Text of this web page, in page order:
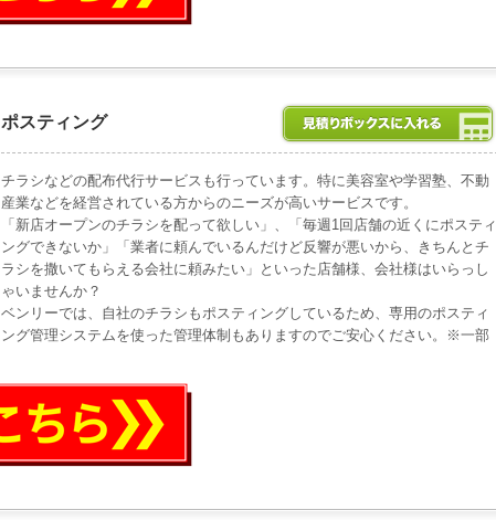
ポスティング
チラシなどの配布代行サービスも行っています。特に美容室や学習塾、不動
産業などを経営されている方からのニーズが高いサービスです。
「新店オープンのチラシを配って欲しい」、「毎週1回店舗の近くにポスティ
ングできないか」「業者に頼んでいるんだけど反響が悪いから、きちんとチ
ラシを撒いてもらえる会社に頼みたい」といった店舗様、会社様はいらっし
ゃいませんか？
ベンリーでは、自社のチラシもポスティングしているため、専用のポスティ
ング管理システムを使った管理体制もありますのでご安心ください。※一部